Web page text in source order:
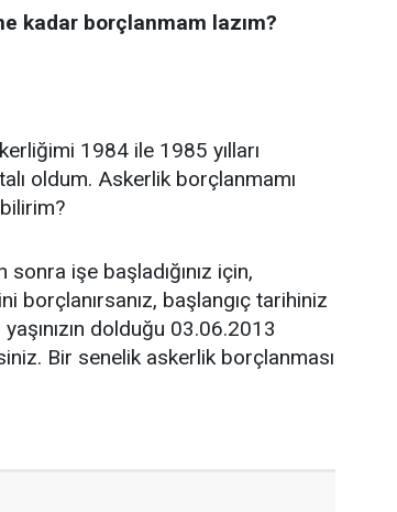
kadar borçlanmam lazım?
1984 ile 1985 yılları
oldum. Askerlik borçlanmamı
sonra işe başladığınız için,
borçlanırsanız, başlangıç tarihiniz
dolduğu 03.06.2013
Bir senelik askerlik borçlanması